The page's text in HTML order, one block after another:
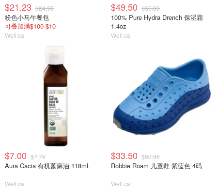
$21.23 $24.98
粉色小马午餐包
可叠加满$100-$10
Well.ca
$49.50 $66.00
100% Pure Hydra Drench 保湿霜
1.4oz
Well.ca
$7.00 $7.79
Aura Cacia 有机蓖麻油 118mL
Well.ca
$33.50 $60.96
Robbie Roam 儿童鞋 紫蓝色 4码
Well.ca